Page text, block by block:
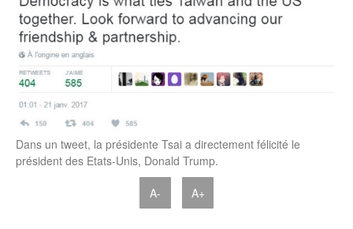
Dans un tweet, la présidente Tsai a directement félicité le
président des Etats-Unis, Donald Trump.
A- A+